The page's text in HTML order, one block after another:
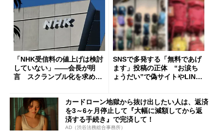
「NHK受信料の値上げは検討
していない」――会長が明
言 スクランブル化を求める
SNSで多発する「無料であげ
ます」投稿の正体 “お涙ち
ょうだい”で偽サイトやLINE
カードローン地獄から抜け出したい人は、返済
を3～6ヶ月停止して『大幅に減額してから返
済する手続き』で完済して！
AD（渋谷法務総合事務所）